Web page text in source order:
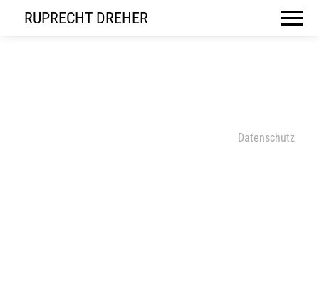
RUPRECHT DREHER
Datenschutz